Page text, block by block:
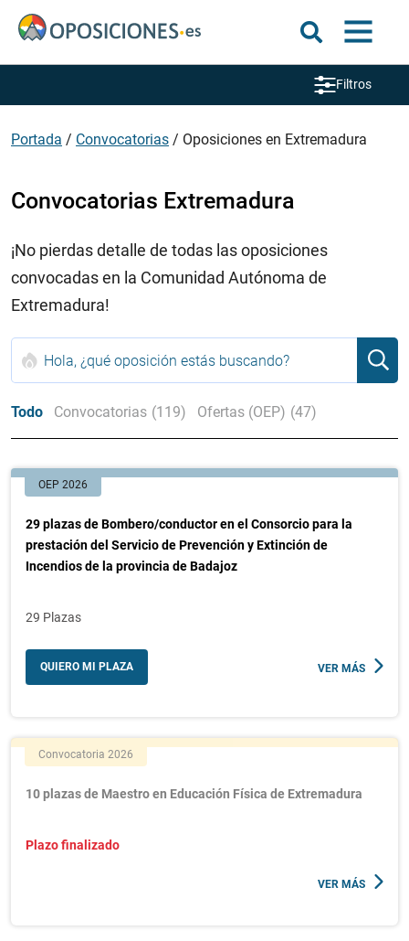
Filtros
Portada / Convocatorias / Oposiciones en Extremadura
Convocatorias Extremadura
¡No pierdas detalle de todas las oposiciones
convocadas en la Comunidad Autónoma de
Extremadura!
Todo Convocatorias (119) Ofertas (OEP) (47)
OEP 2026
29 plazas de Bombero/conductor en el Consorcio para la
prestación del Servicio de Prevención y Extinción de
Incendios de la provincia de Badajoz
29 Plazas
QUIERO MI PLAZA VER MÁS
Convocatoria 2026
10 plazas de Maestro en Educación Física de Extremadura
Plazo finalizado
VER MÁS